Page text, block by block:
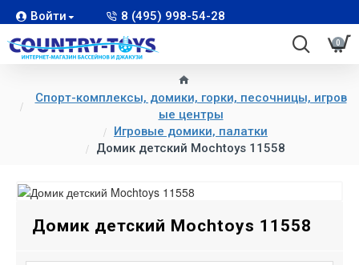
Войти 8 (495) 998-54-28
0
Спорт-комплексы, домики, горки, песочницы, игров
ые центры
Игровые домики, палатки
Домик детский Mochtoys 11558
Домик детский Mochtoys 11558